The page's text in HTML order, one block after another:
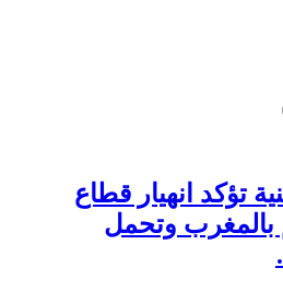
تؤكد انهيار قطاع
بالمغرب وتحمل